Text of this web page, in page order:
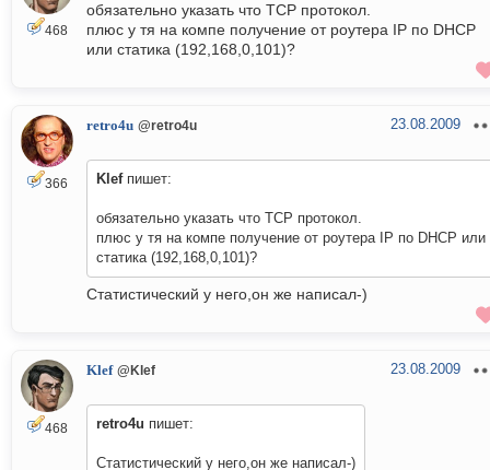
468
обязательно указать что TCP протокол.
плюс у тя на компе получение от роутера IP по DHCP
или статика (192,168,0,101)?
366
retro4u @retro4u 23.08.2009
Klefпишет:
обязательно указать что TCP протокол.
плюс у тя на компе получение от роутера IP по DHCP или
статика (192,168,0,101)?
Статистический у него,он же написал-)
468
Klef @Klef 23.08.2009
retro4u пишет:
Статистический у него,он же написал-)